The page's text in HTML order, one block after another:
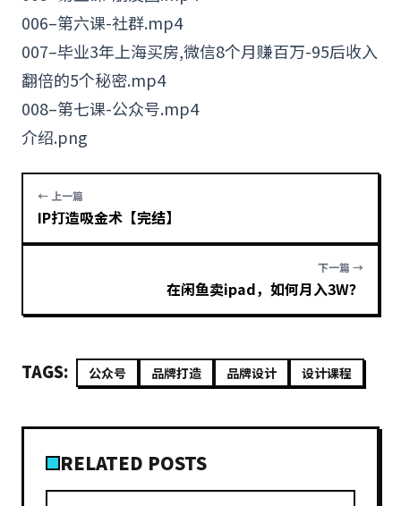
006–第六课-社群.mp4
007–毕业3年上海买房,微信8个月赚百万-95后收入
翻倍的5个秘密.mp4
008–第七课-公众号.mp4
介绍.png
← 上一篇
IP打造吸金术【完结】
下一篇 →
在闲鱼卖ipad，如何月入3W？
TAGS: 公众号 品牌打造 品牌设计 设计课程
RELATED POSTS